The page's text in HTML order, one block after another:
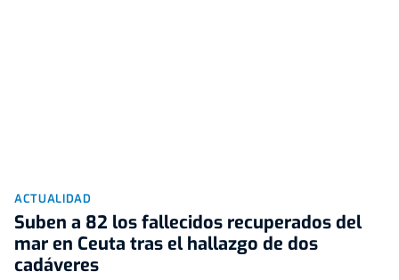
ACTUALIDAD
Suben a 82 los fallecidos recuperados del
mar en Ceuta tras el hallazgo de dos
cadáveres